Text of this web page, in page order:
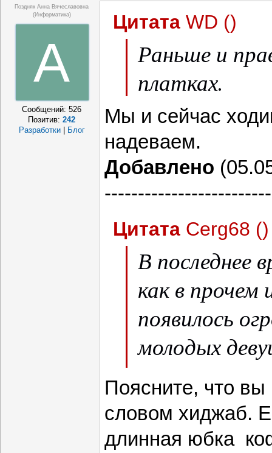
Поздняк Анна Вячеславовна
(информатика)
A
Сообщений:526
Позитив:242
Разработки
Блог
Цитата WD ()
Раньше и
платках.
Мы и сейчас
надеваем.
Добавлено
Цитата Cerg68 ()
В последнее
как в прочем
появилось
молодых
Поясните, что
словом хиджаб.
длинная юбка